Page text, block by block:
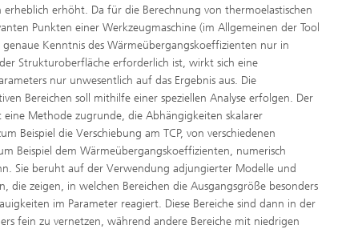
erheblich erhöht. Da für die Berechnung von thermoelastischen
Punkten einer Werkzeugmaschine (im Allgemeinen der Tool
genaue Kenntnis des Wärmeübergangskoeffizienten nur in
Strukturoberfläche erforderlich ist, wirkt sich eine
nur unwesentlich auf das Ergebnis aus. Die
Bereichen soll mithilfe einer speziellen Analyse erfolgen. Der
eine Methode zugrunde, die Abhängigkeiten skalarer
Beispiel die Verschiebung am TCP, von verschiedenen
Beispiel dem Wärmeübergangskoeffizienten, numerisch
Sie beruht auf der Verwendung adjungierter Modelle und
die zeigen, in welchen Bereichen die Ausgangsgröße besonders
im Parameter reagiert. Diese Bereiche sind dann in der
fein zu vernetzen, während andere Bereiche mit niedrigen